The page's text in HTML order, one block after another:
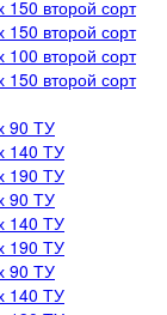
150 второй сорт
150 второй сорт
100 второй сорт
150 второй сорт
90 ТУ
140 ТУ
190 ТУ
90 ТУ
140 ТУ
190 ТУ
90 ТУ
140 ТУ